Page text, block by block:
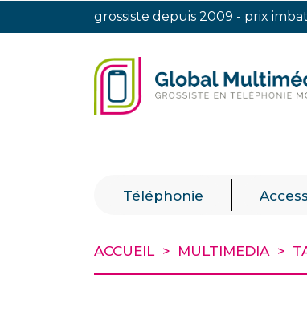
grossiste depuis 2009 - prix
Téléphonie
ACCUEIL MULTIMEDIA